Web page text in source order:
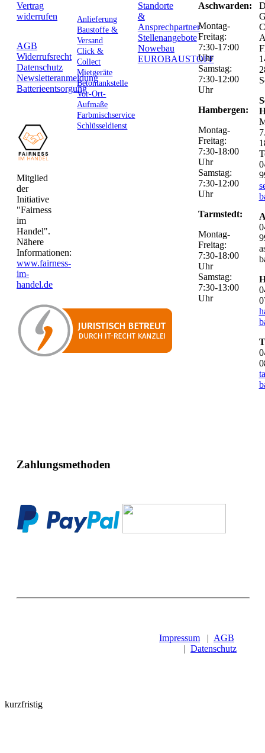
Vertrag
widerrufen
AGB
Widerrufsrecht
Datenschutz
Newsletteranmeldung
Batterieentsorgung
Mitglied
der
Initiative
"Fairness
im
Handel".
Nähere
Informationen:
www.fairness-
im-
handel.de
Anlieferung
Baustoffe &
Versand
Click &
Collect
Mietgeräte
Betontankstelle
Vor-Ort-
Aufmaße
Farbmischservice
Schlüsseldienst
Standorte
&
Ansprechpartner
Stellenangebote
Nowebau
EUROBAUSTOFF
Aschwarden:
Montag-
Freitag:
7:30-17:00
Uhr
Samstag:
7:30-12:00
Uhr
Hambergen:
Montag-
Freitag:
7:30-18:00
Uhr
Samstag:
7:30-12:00
Uhr
Tarmstedt:
Montag-
Freitag:
7:30-18:00
Uhr
Samstag:
7:30-13:00
Uhr
Zahlungsmethoden
Impressum | AGB
| Datenschutz
kurzfristig